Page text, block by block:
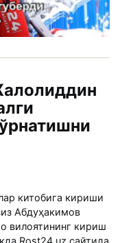
китобига кириши
Абдуҳакимов
вилоятининг кириш